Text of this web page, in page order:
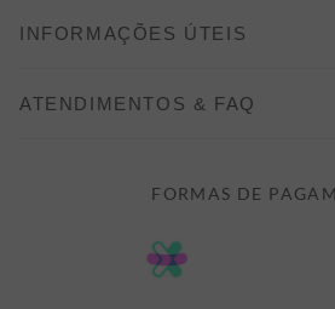
CONHEÇA A ALEATORY
INFORMAÇÕES ÚTEIS
FORMAS DE PAGAMENTO
POLÍTICA DE PRIVACIDADE
ATENDIMENTOS & FAQ
FORMAS DE